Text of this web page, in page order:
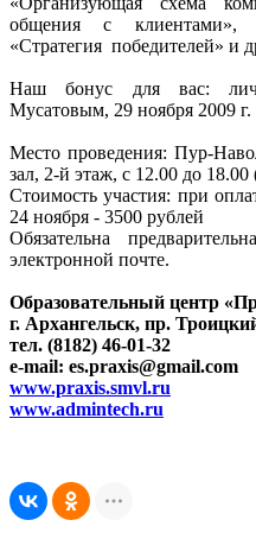
общения с клиентами»,
«Стратегия победителей» и
Наш бонус для вас:
Мусатовым, 29 ноября 2009 г.
Место проведения: Пур-
зал, 2-й этаж, с 12.00 до 18.00
Стоимость участия: при
24 ноября - 3500 рублей
Обязательна
электронной почте.
Образовательный центр
г. Архангельск, пр.
тел. (8182) 46-01-32
e-mail: es.praxis@gmail.com
www.praxis.smvl.ru
www.admintech.ru